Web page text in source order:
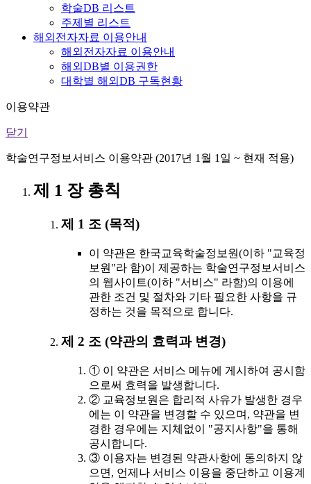
학술DB 리스트
주제별 리스트
해외전자자료 이용안내
해외전자자료 이용안내
해외DB별 이용권한
대학별 해외DB 구독현황
이용약관
닫기
학술연구정보서비스 이용약관 (2017년 1월 1일 ~ 현재 적용)
제 1 장 총칙
제 1 조 (목적)
이 약관은 한국교육학술정보원(이하 "교육정
보원"라 함)이 제공하는 학술연구정보서비스
의 웹사이트(이하 "서비스" 라함)의 이용에
관한 조건 및 절차와 기타 필요한 사항을 규
정하는 것을 목적으로 합니다.
제 2 조 (약관의 효력과 변경)
① 이 약관은 서비스 메뉴에 게시하여 공시함
으로써 효력을 발생합니다.
② 교육정보원은 합리적 사유가 발생한 경우
에는 이 약관을 변경할 수 있으며, 약관을 변
경한 경우에는 지체없이 "공지사항"을 통해
공시합니다.
③ 이용자는 변경된 약관사항에 동의하지 않
으면, 언제나 서비스 이용을 중단하고 이용계